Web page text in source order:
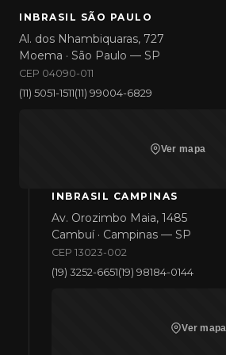
INBRASIL SÃO PAULO
Al. dos Nhambiquaras, 727
Moema · São Paulo — SP
CEP 04090-011
(11) 5051-1511(11) 99004-6829
Ver mapa
INBRASIL CAMPINAS
Av. Orozimbo Maia, 1485
Cambuí · Campinas — SP
CEP 13023-002
(19) 3252-6651(19) 98184-0144
Ver mapa